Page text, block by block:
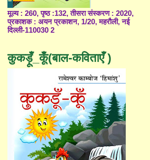
मूल्य : 260, पृष्ठ :132, तीसरा संस्करण : 2020,
प्रकाशक : अयन प्रकाशन, 1/20, महरौली, नई
दिल्ली-110030 2
कुकड़ूँ_कूँ(बाल-कविताएँ )